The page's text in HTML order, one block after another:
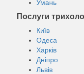
Умань
Послуги
Київ
Одеса
Харків
Дніпро
Львів